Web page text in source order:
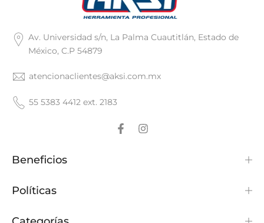
Av. Universidad s/n, La Palma Cuautitlán, Estado de
México, C.P 54879
atencionaclientes@aksi.com.mx
55 5383 4412 ext. 2183
Beneficios
Políticas